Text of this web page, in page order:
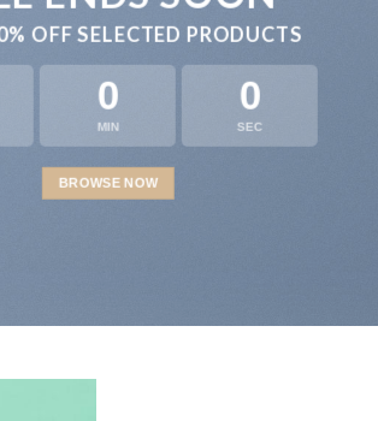
OFF SELECTED PRODUCTS
0
MIN
0
SEC
BROWSE NOW